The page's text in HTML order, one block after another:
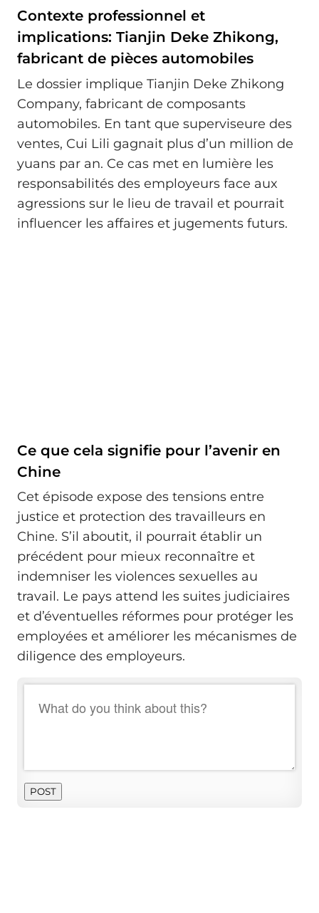
Contexte professionnel et
implications: Tianjin Deke Zhikong,
fabricant de pièces automobiles
Le dossier implique Tianjin Deke Zhikong
Company, fabricant de composants
automobiles. En tant que superviseure des
ventes, Cui Lili gagnait plus d’un million de
yuans par an. Ce cas met en lumière les
responsabilités des employeurs face aux
agressions sur le lieu de travail et pourrait
influencer les affaires et jugements futurs.
Ce que cela signifie pour l’avenir en
Chine
Cet épisode expose des tensions entre
justice et protection des travailleurs en
Chine. S’il aboutit, il pourrait établir un
précédent pour mieux reconnaître et
indemniser les violences sexuelles au
travail. Le pays attend les suites judiciaires
et d’éventuelles réformes pour protéger les
employées et améliorer les mécanismes de
diligence des employeurs.
POST